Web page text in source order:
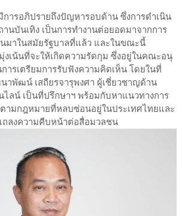
การอภิปรายถึงปัญหารอบด้าน ซึ่งการดำเนิน
นบันเทิง เป็นการทำงานต่อยอดมาจากการ
มาในสมัยรัฐบาลที่แล้ว และในขณะนี้
งเน้นที่จะให้เกิดความรัดกุม ซึ่งอยู่ในคณะอนุ
ารเตรียมการรับฟังความคิดเห็น โดยในที่
าพัฒน์ เสถียรจารุพงศา ผู้เชี่ยวชาญด้าน
ไลน์ เป็นที่ปรึกษาฯ พร้อมกับหาแนวทางการ
ามกฎหมายที่หลบซ่อนอยู่ในประเทศไทยและ
ลงความคืบหน้าต่อสื่อมวลชน